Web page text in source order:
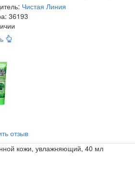
Чистая Линия
36193
отзыв
кожи, увлажняющий, 40 мл